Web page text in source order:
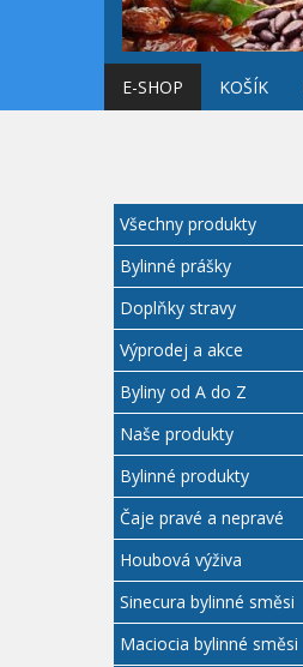
E-SHOP KOŠÍK
Všechny produkty
Bylinné prášky
Doplňky stravy
Výprodej a akce
Byliny od A do Z
Naše produkty
Bylinné produkty
Čaje pravé a nepravé
Houbová výživa
Sinecura bylinné směsi
Maciocia bylinné směsi